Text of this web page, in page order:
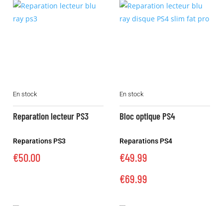
En stock
Reparation lecteur PS3
Reparations PS3
€50.00
produit
plusieurs
variations.
options
peuvent
En stock
Bloc optique PS4
Reparations PS4
€49.99
€69.99